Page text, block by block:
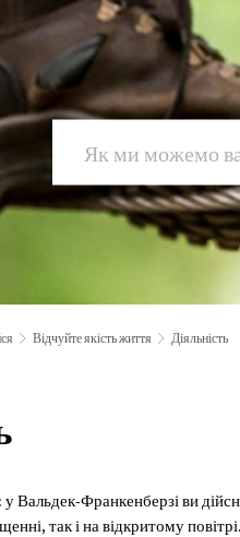
Відчуйте якість життя Діяльність
Вальдек-Франкенберзі ви
так і на відкритому